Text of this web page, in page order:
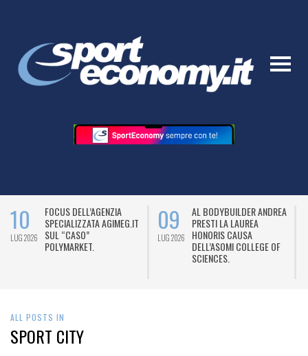
10
LUG 2026
FOCUS DELL’AGENZIA
SPECIALIZZATA AGIMEG.IT
SUL “CASO”
POLYMARKET.
09
LUG 2026
AL BODYBUILDER ANDREA
PRESTI LA LAUREA
HONORIS CAUSA
DELL’ASOMI COLLEGE OF
SCIENCES.
ALL POSTS IN
SPORT CITY